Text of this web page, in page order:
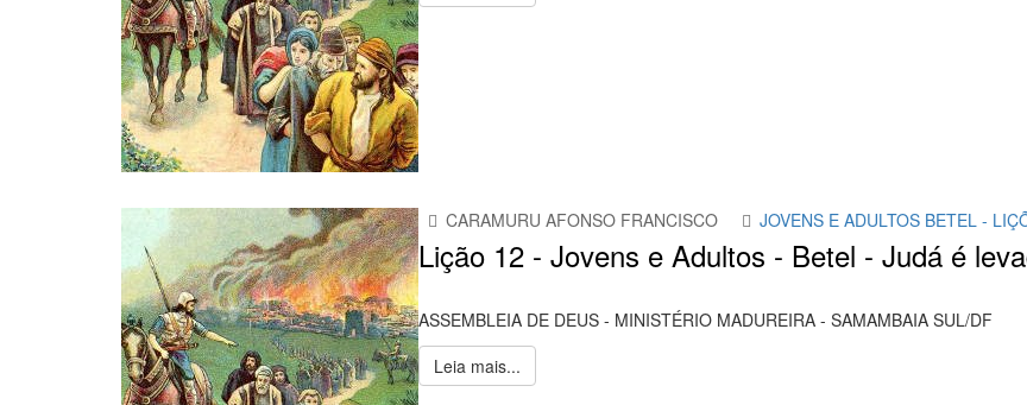
CARAMURU AFONSO FRANCISCO JOVENS E ADULTOS BETEL -
Lição 12 - Jovens e Adultos - Betel - Judá é
ASSEMBLEIA DE DEUS - MINISTÉRIO MADUREIRA - SAMAMBAIA SUL/DF
Leia mais...